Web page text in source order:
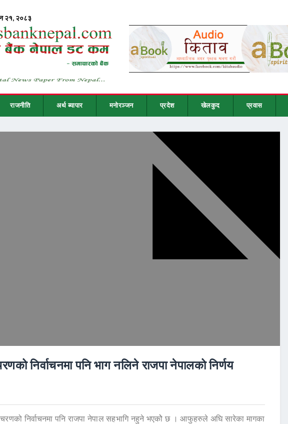
राजनीति अर्थ ब्यापार मनोरञ्जन प्रदेश खेलकुद प्रवास
निर्वाचनमा पनि भाग नलिने राजपा नेपालको निर्णय
निर्वाचनमा पनि राजपा नेपाल सहभागि नहुने भएकोे छ । आफुहरुले अघि सारेका मागका